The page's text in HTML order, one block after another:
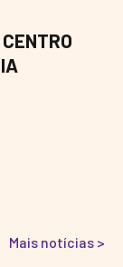
Mais notícias >